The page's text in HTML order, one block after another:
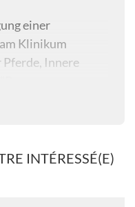
einer
Klinikum
Innere
in horses
in der
INTÉRESSÉ(E)